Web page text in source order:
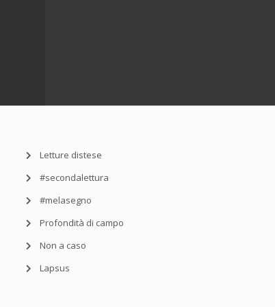
Letture distese
#secondalettura
#melasegno
Profondità di campo
Non a caso
Lapsus